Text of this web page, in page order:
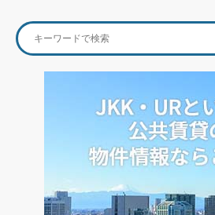
ナ
ビ
Search
for: